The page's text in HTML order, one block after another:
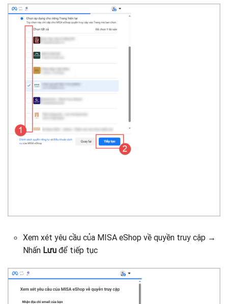
Xem xét yêu cầu của MISA eShop về quyền truy cập →
Nhấn Lưu để tiếp tục